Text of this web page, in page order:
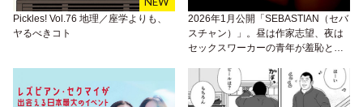
Pickles! Vol.76 地理／座学よりも、
ヤるべきコト
2026年1月公開「SEBASTIAN（セバ
スチャン）」。昼は作家志望、夜は
セックスワーカーの青年が羞恥と快